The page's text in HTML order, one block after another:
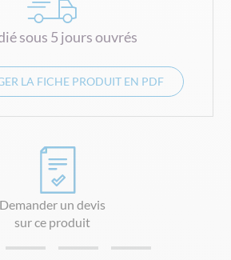
sous 5 jours ouvrés
LA FICHE PRODUIT EN PDF
Demander un devis
sur ce produit